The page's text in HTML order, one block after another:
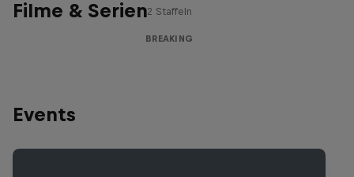
Filme & Serien2 Staffeln
BREAKING
Events